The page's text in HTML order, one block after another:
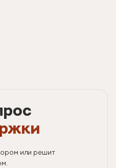
или решит